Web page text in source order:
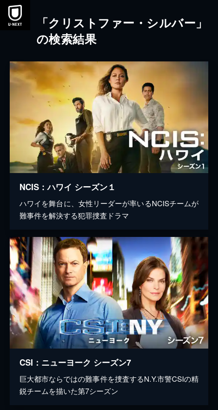
本文へスキップ
「クリストファー・シルバー」
の検索結果
NCIS：ハワイ シーズン１
ハワイを舞台に、女性リーダーが率いるNCISチームが
難事件を解決する犯罪捜査ドラマ
CSI：ニューヨーク シーズン7
巨大都市ならではの難事件を捜査するN.Y.市警CSIの精
鋭チームを描いた第7シーズン